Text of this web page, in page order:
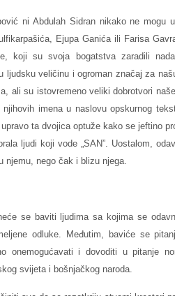
ni Abdulah Sidran nikako ne mogu
Ejupa Ganića ili Farisa
koji su svoja bogatstva zaradili
ljudsku veličinu i ogroman značaj za
ali su istovremeno veliki dobrotvori
imena u naslovu opskurnog
ta dvojica optuže kako se jeftino
ljudi koji vode „SAN”. Uostalom,
njemu, nego čak i blizu njega.
neće se baviti ljudima sa kojima se
odluke. Međutim, baviće se
onemogućavati i dovoditi u pitanje
svijeta i bošnjačkog naroda.